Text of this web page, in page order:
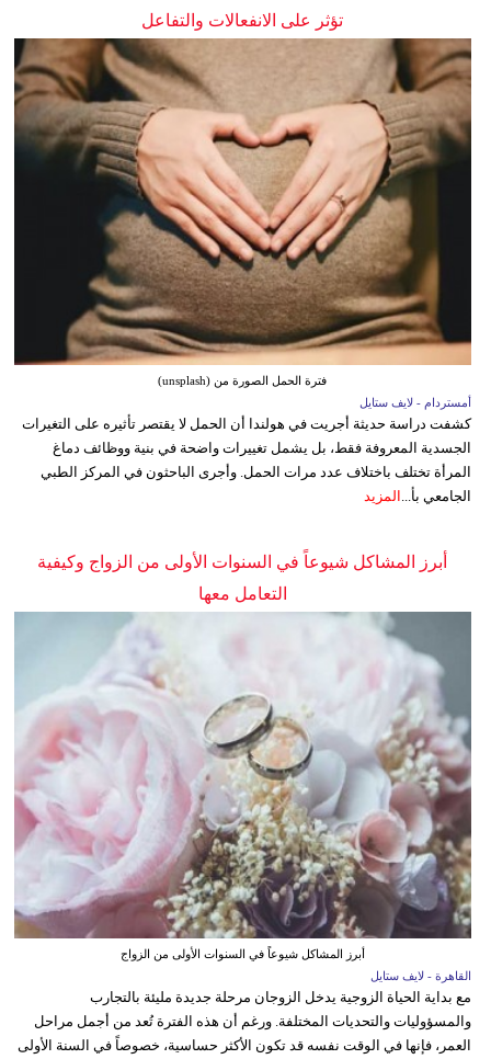
تؤثر على الانفعالات والتفاعل
فترة الحمل الصورة من (unsplash)
أمستردام - لايف ستايل
كشفت دراسة حديثة أجريت في هولندا أن الحمل لا يقتصر تأثيره على التغيرات
الجسدية المعروفة فقط، بل يشمل تغييرات واضحة في بنية ووظائف دماغ
المرأة تختلف باختلاف عدد مرات الحمل. وأجرى الباحثون في المركز الطبي
الجامعي بأ... المزيد
أبرز المشاكل شيوعاً في السنوات الأولى من الزواج وكيفية
التعامل معها
أبرز المشاكل شيوعاً في السنوات الأولى من الزواج
القاهرة - لايف ستايل
مع بداية الحياة الزوجية يدخل الزوجان مرحلة جديدة مليئة بالتجارب
والمسؤوليات والتحديات المختلفة. ورغم أن هذه الفترة تُعد من أجمل مراحل
العمر، فإنها في الوقت نفسه قد تكون الأكثر حساسية، خصوصاً في السنة الأولى